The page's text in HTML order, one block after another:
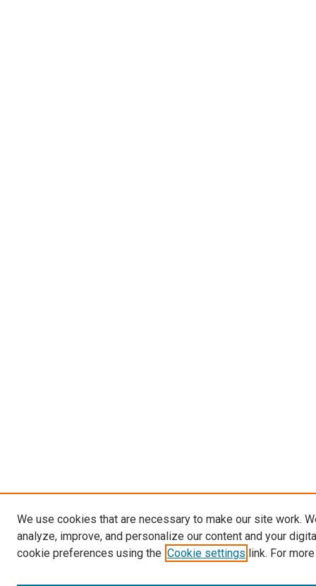
We use cookies that are necessary to make our site work.
analyze, improve, and personalize our content and your
cookie preferences using the Cookie settings link. For